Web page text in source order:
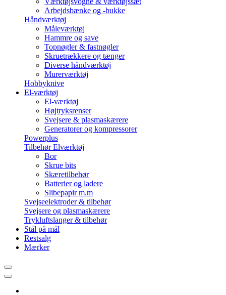
Arbejdsbænke og -bukke
Håndværktøj
Måleværktøj
Hammre og save
Topnøgler & fastnøgler
Skruetrækkere og tænger
Diverse håndværktøj
Murerværktøj
Hobbyknive
El-værktøj
El-værktøj
Højtryksrenser
Svejsere & plasmaskærere
Generatorer og kompressorer
Powerplus
Tilbehør Elværktøj
Bor
Skrue bits
Skæretilbehør
Batterier og ladere
Slibepapir m.m
Svejseelektroder & tilbehør
Svejsere og plasmaskærere
Trykluftslanger & tilbehør
Stål på mål
Restsalg
Mærker